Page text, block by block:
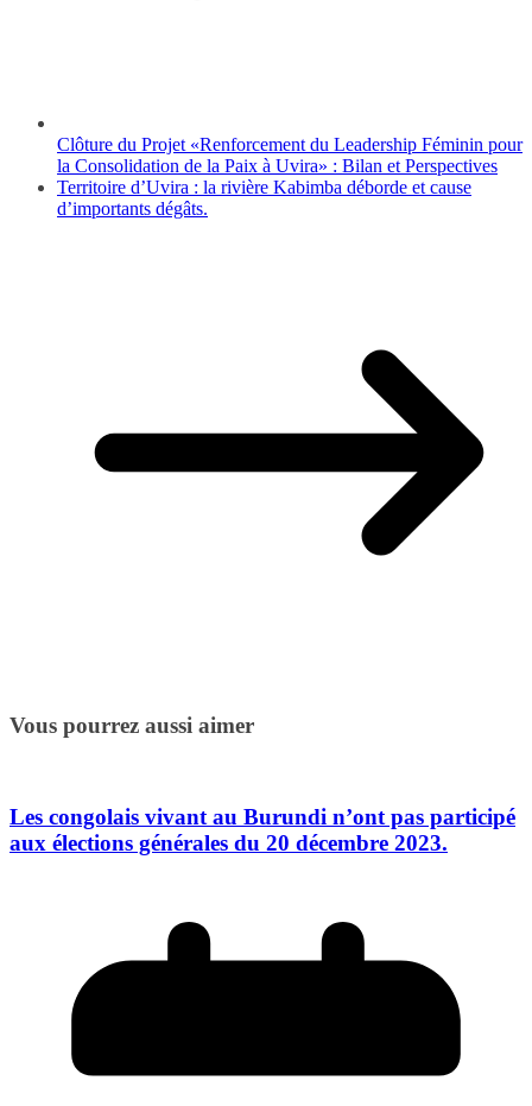
Clôture du Projet «Renforcement du Leadership Féminin pour
la Consolidation de la Paix à Uvira» : Bilan et Perspectives
Territoire d’Uvira : la rivière Kabimba déborde et cause
d’importants dégâts.
Vous pourrez aussi aimer
Les congolais vivant au Burundi n’ont pas participé
aux élections générales du 20 décembre 2023.